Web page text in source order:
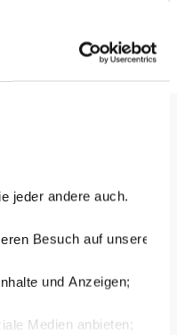
jeder andere auch.
Besuch auf unserer
und Anzeigen;
Medien anbieten;
empfindlichen
Poliermitteln